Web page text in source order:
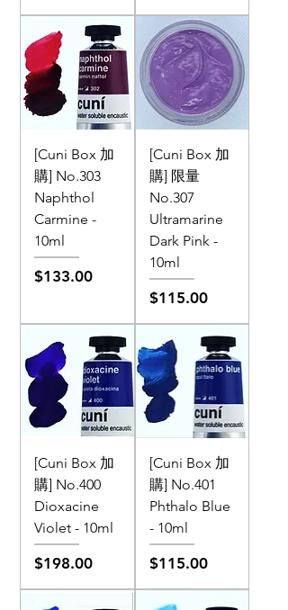
[Cuni Box 加
購] No.303
Naphthol
Carmine -
10ml
價格
$133.00
[Cuni Box 加
購] 限量
No.307
Ultramarine
Dark Pink -
10ml
價格
$115.00
[Cuni Box 加
購] No.400
Dioxacine
Violet - 10ml
價格
$198.00
[Cuni Box 加
購] No.401
Phthalo Blue
- 10ml
價格
$115.00